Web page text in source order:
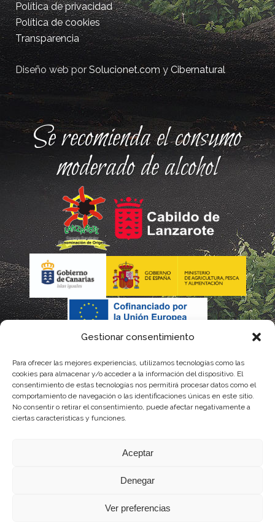
Gestionar consentimiento
Para ofrecer las mejores experiencias, utilizamos tecnologías como las
cookies para almacenar y/o acceder a la información del dispositivo. El
consentimiento de estas tecnologías nos permitirá procesar datos como el
comportamiento de navegación o las identificaciones únicas en este sitio.
No consentir o retirar el consentimiento, puede afectar negativamente a
ciertas características y funciones.
Aceptar
Denegar
Ver preferencias
Política de privacidad
Política de cookies
Transparencia
Diseño web porSolucionet.comyCibernatural
Se recomienda el consumo
moderado de alcohol
La gestión de la DOP Lanzarote realizada por este Consejo Regulador es financiada,
con fondos provenientes del presupuesto de gastos del Instituto Canario de
Calidad Agroalimentaria